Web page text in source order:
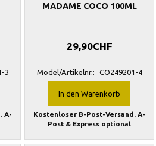
3
A-
MADAME COCO 100ML
29,90CHF
Model/Artikelnr.: CO249201-4
In den Warenkorb
Kostenloser B-Post-Versand. A-
Post & Express optional